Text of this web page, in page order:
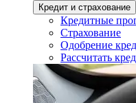
Кредит и страхование
Кредитные
Страхование
Одобрение
Рассчитать